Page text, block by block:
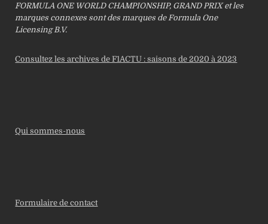
FORMULA ONE WORLD CHAMPIONSHIP, GRAND PRIX et les
marques connexes sont des marques de Formula One
Licensing B.V.
Consultez les archives de F1ACTU : saisons de 2020 à 2023
Qui sommes-nous
Formulaire de contact